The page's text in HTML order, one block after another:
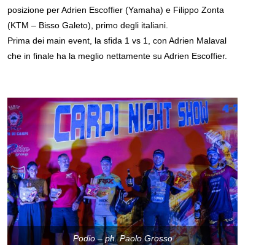
posizione per Adrien Escoffier (Yamaha) e Filippo Zonta
(KTM – Bisso Galeto), primo degli italiani.
Prima dei main event, la sfida 1 vs 1, con Adrien Malaval
che in finale ha la meglio nettamente su Adrien Escoffier.
Podio – ph. Paolo Grosso